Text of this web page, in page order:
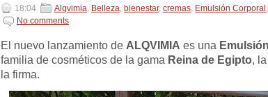
18:04 Alqvimia, Belleza, bienestar, cremas, Emulsión Corporal ,
No comments
El nuevo lanzamiento de ALQVIMIA es una
familia de cosméticos de la gama Reina de Egipto,
la firma.